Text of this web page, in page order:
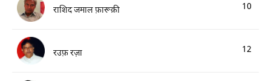
राशिद जमाल फ़ारूक़ी 10
रउफ़ रज़ा 12